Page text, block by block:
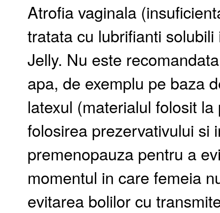
Atrofia vaginala
tratata cu lubrifianti
Jelly. Nu este
apa, de exemplu pe baza
latexul (materialul folosit
folosirea prezervativului si
premenopauza pentru a
momentul in care femeia
evitarea bolilor cu